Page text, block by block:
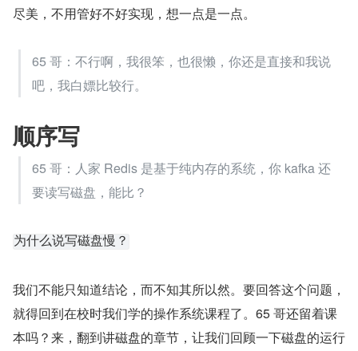
尽美，不用管好不好实现，想一点是一点。
65 哥：不行啊，我很笨，也很懒，你还是直接和我说
吧，我白嫖比较行。
顺序写
65 哥：人家 Redis 是基于纯内存的系统，你 kafka 还
要读写磁盘，能比？
为什么说写磁盘慢？
我们不能只知道结论，而不知其所以然。要回答这个问题，
就得回到在校时我们学的操作系统课程了。65 哥还留着课
本吗？来，翻到讲磁盘的章节，让我们回顾一下磁盘的运行